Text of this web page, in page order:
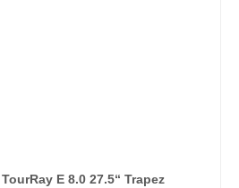
E-Bike Raymon TourRay E 8.0 27.5“ Trapez